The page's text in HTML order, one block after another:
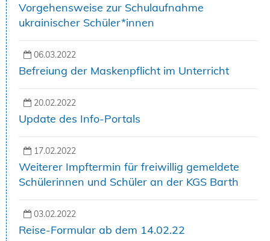
Vorgehensweise zur Schulaufnahme
ukrainischer Schüler*innen
06.03.2022
Befreiung der Maskenpflicht im Unterricht
20.02.2022
Update des Info-Portals
17.02.2022
Weiterer Impftermin für freiwillig gemeldete
Schülerinnen und Schüler an der KGS Barth
03.02.2022
Reise-Formular ab dem 14.02.22